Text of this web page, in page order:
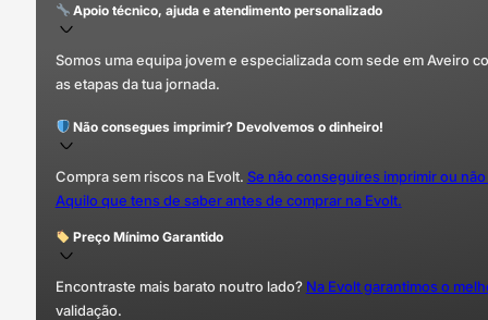
Apoio técnico, ajuda e atendimento personalizado
Somos uma equipa jovem e especializada com sede em Aveiro
as etapas da tua jornada.
Não consegues imprimir? Devolvemos o dinheiro!
Compra sem riscos na Evolt. Se não conseguires imprimir ou
Aquilo que tens de saber antes de comprar na Evolt.
Preço Mínimo Garantido
Encontraste mais barato noutro lado? Na Evolt garantimos o
validação.